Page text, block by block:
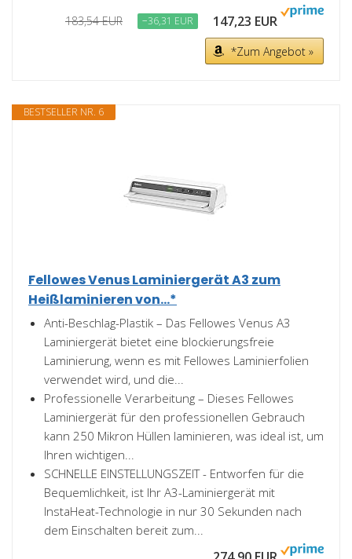
183,54 EUR −36,31 EUR 147,23 EUR
*Zum Angebot »
BESTSELLER NR. 6
Fellowes Venus Laminiergerät A3 zum
Heißlaminieren von...*
Anti-Beschlag-Plastik – Das Fellowes Venus A3
Laminiergerät bietet eine blockierungsfreie
Laminierung, wenn es mit Fellowes Laminierfolien
verwendet wird, und die...
Professionelle Verarbeitung – Dieses Fellowes
Laminiergerät für den professionellen Gebrauch
kann 250 Mikron Hüllen laminieren, was ideal ist, um
Ihren wichtigen...
SCHNELLE EINSTELLUNGSZEIT - Entworfen für die
Bequemlichkeit, ist Ihr A3-Laminiergerät mit
InstaHeat-Technologie in nur 30 Sekunden nach
dem Einschalten bereit zum...